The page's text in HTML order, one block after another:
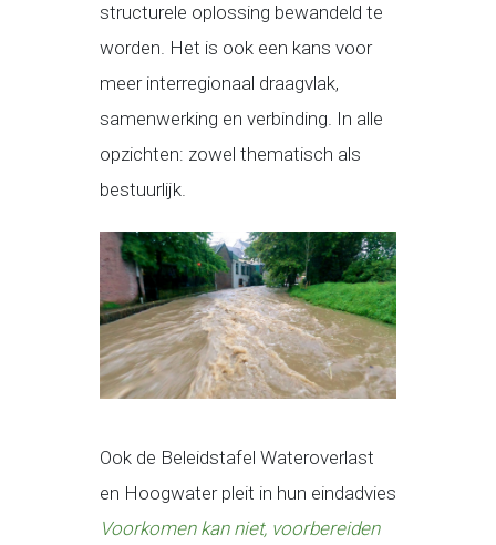
structurele oplossing bewandeld te
worden. Het is ook een kans voor
meer interregionaal draagvlak,
samenwerking en verbinding. In alle
opzichten: zowel thematisch als
bestuurlijk.
Ook de Beleidstafel Wateroverlast
en Hoogwater pleit in hun eindadvies
Voorkomen kan niet, voorbereiden